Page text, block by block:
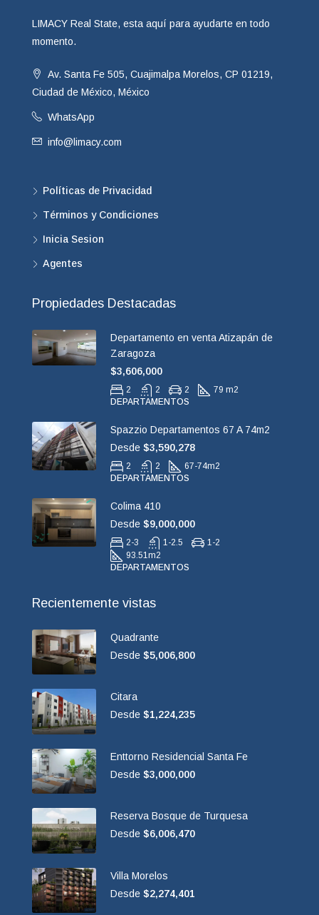
LIMACY Real State, esta aquí para ayudarte en todo
momento.
Av. Santa Fe 505, Cuajimalpa Morelos, CP 01219,
Ciudad de México, México
WhatsApp
info@limacy.com
Políticas de Privacidad
Términos y Condiciones
Inicia Sesion
Agentes
Propiedades Destacadas
Departamento en venta Atizapán de
Zaragoza
$3,606,000
2 2 2
79 m2
DEPARTAMENTOS
Spazzio Departamentos 67 A 74m2
Desde $3,590,278
2 2 67-74m2
DEPARTAMENTOS
Colima 410
Desde $9,000,000
2-3 1-2.5
1-2
93.51m2
DEPARTAMENTOS
Recientemente vistas
Quadrante
Desde $5,006,800
Citara
Desde $1,224,235
Enttorno Residencial Santa Fe
Desde $3,000,000
Reserva Bosque de Turquesa
Desde $6,006,470
Villa Morelos
Desde $2,274,401